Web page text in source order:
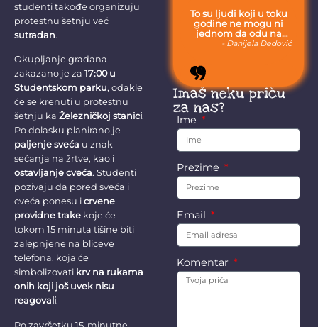
studenti takođe organizuju
protestnu šetnju već
sutradan.
Okupljanje građana
zakazano je za 17:00 u
Studentskom parku, odakle
će se krenuti u protestnu
šetnju ka Železničkoj stanici.
Po dolasku planirano je
paljenje sveća u znak
sećanja na žrtve, kao i
ostavljanje cveća. Studenti
pozivaju da pored sveća i
cveća ponesu i crvene
providne trake koje će
tokom 15 minuta tišine biti
zalepnjene na bliceve
telefona, koja će
simbolizovati krv na rukama
onih koji još uvek nisu
reagovali.
To su ljudi koji u toku
godine ne mogu ni
jednom da odu na
more, jer moraju da
- Danijela Dedović
Imaš neku priču
za nas?
Ime
Prezime
Email
Komentar